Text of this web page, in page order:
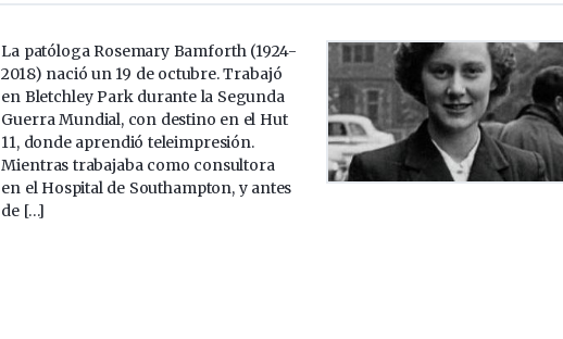
La patóloga Rosemary Bamforth (1924-
2018) nació un 19 de octubre. Trabajó
en Bletchley Park durante la Segunda
Guerra Mundial, con destino en el Hut
11, donde aprendió teleimpresión.
Mientras trabajaba como consultora
en el Hospital de Southampton, y antes
de […]